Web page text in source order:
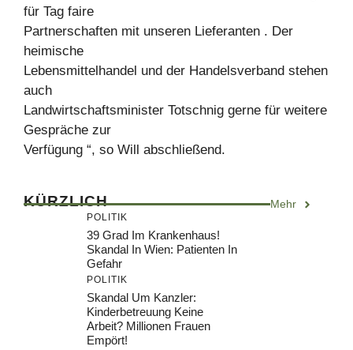
für Tag faire
Partnerschaften mit unseren Lieferanten . Der
heimische
Lebensmittelhandel und der Handelsverband stehen
auch
Landwirtschaftsminister Totschnig gerne für weitere
Gespräche zur
Verfügung “, so Will abschließend.
KÜRZLICH Mehr
POLITIK
39 Grad Im Krankenhaus!
Skandal In Wien: Patienten In
Gefahr
POLITIK
Skandal Um Kanzler:
Kinderbetreuung Keine
Arbeit? Millionen Frauen
Empört!